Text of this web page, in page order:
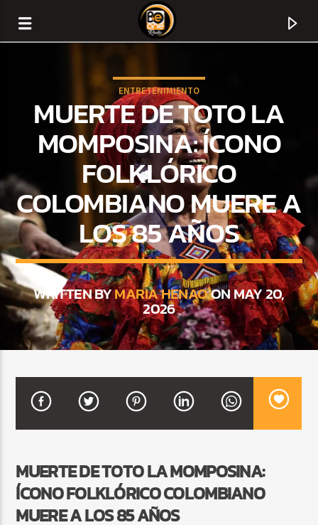
CURRENT TRACK
TITLE
ARTIST
CURRENT SHOW
DJ MIX
12:00 AM 2:00 AM
Beone Radio
ENTRETENIMIENTO
MUERTE DE TOTO LA
MOMPOSINA: ÍCONO
FOLKLÓRICO
COLOMBIANO MUERE A
LOS 85 AÑOS
WRITTEN BYMARIA HENAOON MAY 20,
2026
MUERTE DE TOTO LA MOMPOSINA:
ÍCONO FOLKLÓRICO COLOMBIANO
MUERE A LOS 85 AÑOS